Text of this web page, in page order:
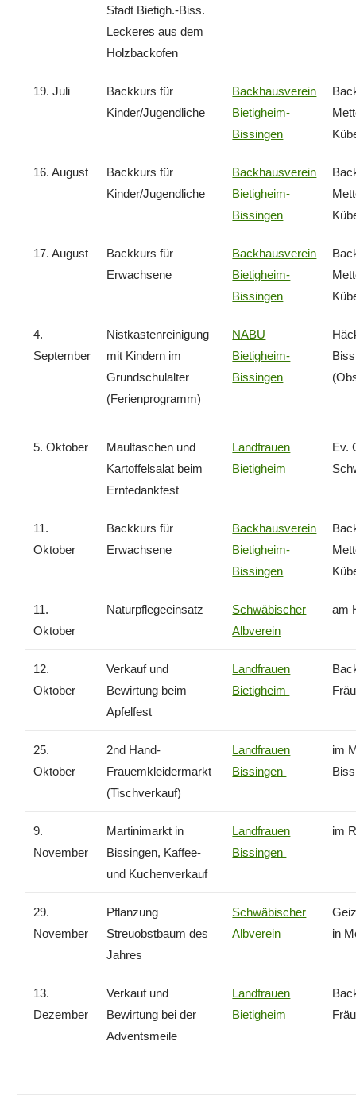
Stadt Bietigh.-Biss.
Leckeres aus dem
Holzbackofen
19. Juli
Backkurs für
Kinder/Jugendliche
Backhausverein
Bietigheim-
Bissingen
16. August
Backkurs für
Kinder/Jugendliche
Backhausverein
Bietigheim-
Bissingen
17. August
Backkurs für
Erwachsene
Backhausverein
Bietigheim-
Bissingen
4.
September
Nistkastenreinigung
mit Kindern im
Grundschulalter
(Ferienprogramm)
NABU
Bietigheim-
Bissingen
5. Oktober
Maultaschen und
Kartoffelsalat beim
Erntedankfest
Landfrauen
Bietigheim
Ev.
11.
Oktober
Backkurs für
Erwachsene
Backhausverein
Bietigheim-
Bissingen
11.
Oktober
Naturpflegeeinsatz
Schwäbischer
Albverein
am
12.
Oktober
Verkauf und
Bewirtung beim
Apfelfest
Landfrauen
Bietigheim
25.
Oktober
2nd Hand-
Frauemkleidermarkt
(Tischverkauf)
Landfrauen
Bissingen
im
9.
November
Martinimarkt in
Bissingen, Kaffee-
und Kuchenverkauf
Landfrauen
Bissingen
im
29.
November
Pflanzung
Streuobstbaum des
Jahres
Schwäbischer
Albverein
in
13.
Dezember
Verkauf und
Bewirtung bei der
Adventsmeile
Landfrauen
Bietigheim